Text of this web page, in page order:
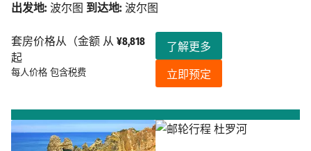
套房价格从（金额 从 ¥8,818
起
每人价格 包含税费
了解更多
立即预定
出发地: 波尔图 到达地: 波尔图